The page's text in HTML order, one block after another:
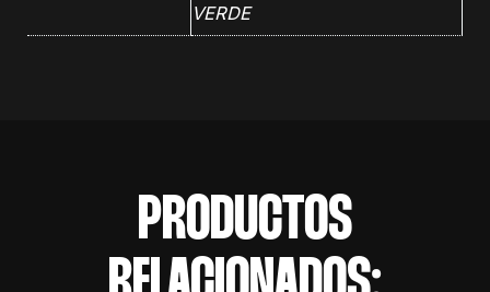
VERDE
PRODUCTOS